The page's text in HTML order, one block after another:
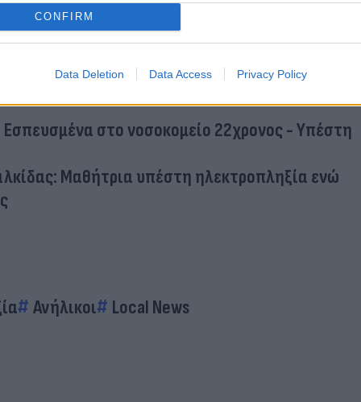
CONFIRM
Data Deletion Data Access Privacy Policy
της Καθαράς Δευτέρας «έσωσε» ζωές
στο Αεροδρόμιο Hρακλείου - Δεν έχουν πού να
οι σχάρες; Ποιοι επιτρέπεται να περνάνε
στο νοσοκομείο 22χρονος - Υπέστη
Μαθήτρια υπέστη ηλεκτροπληξία ενώ
Ανήλικοι Local News